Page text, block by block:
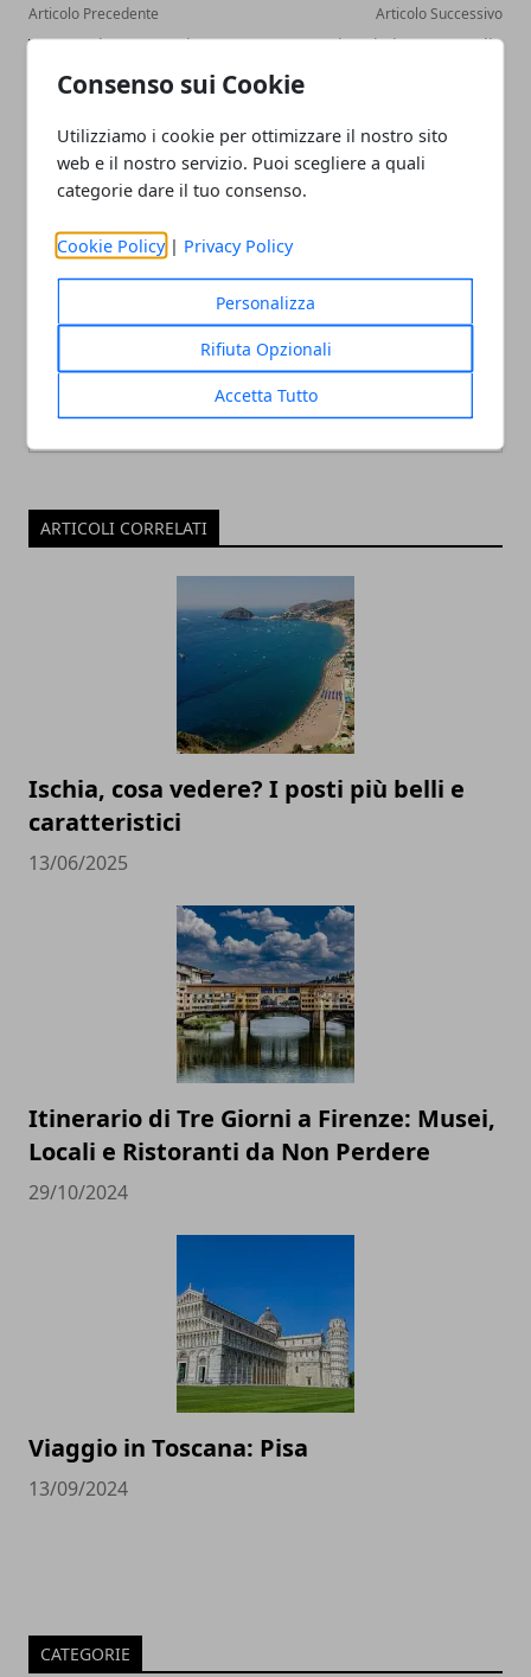
Consenso sui Cookie
Utilizziamo i cookie per ottimizzare il nostro sito
web e il nostro servizio. Puoi scegliere a quali
categorie dare il tuo consenso.
Cookie Policy | Privacy Policy
Personalizza
Rifiuta Opzionali
Accetta Tutto
Articolo Precedente
Vacanza benessere in
Paolo di San Gimignano
Articolo Successivo
Viaggio in Normandia
Normandia. Guida vacanze
Redazione
ARTICOLI CORRELATI
Ischia, cosa vedere? I posti più belli e
caratteristici
13/06/2025
Itinerario di Tre Giorni a Firenze: Musei,
Locali e Ristoranti da Non Perdere
29/10/2024
Viaggio in Toscana: Pisa
13/09/2024
CATEGORIE